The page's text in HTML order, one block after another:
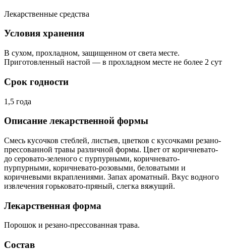
Лекарственные средства
Условия хранения
В сухом, прохладном, защищенном от света месте.
Приготовленный настой — в прохладном месте не более 2 сут
Срок годности
1,5 года
Описание лекарственной формы
Смесь кусочков стеблей, листьев, цветков с кусочками резано-
прессованной травы различной формы. Цвет от коричневато-
до серовато-зеленого с пурпурными, коричневато-
пурпурными, коричневато-розовыми, беловатыми и
коричневыми вкраплениями. Запах ароматный. Вкус водного
извлечения горьковато-пряный, слегка вяжущий.
Лекарственная форма
Порошок и резано-прессованная трава.
Состав